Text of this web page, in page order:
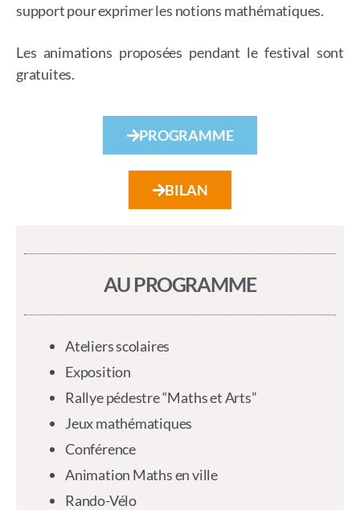
support pour exprimer les notions mathématiques.
Les animations proposées pendant le festival sont
gratuites.
PROGRAMME
BILAN
AU PROGRAMME
Ateliers scolaires
Exposition
Rallye pédestre “Maths et Arts”
Jeux mathématiques
Conférence
Animation Maths en ville
Rando-Vélo